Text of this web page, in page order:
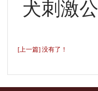
犬刺激
[上一篇] 没有了！